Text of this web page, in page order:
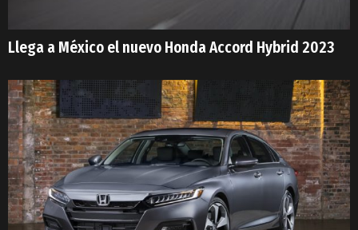
Llega a México el nuevo Honda Accord Hybrid 2023